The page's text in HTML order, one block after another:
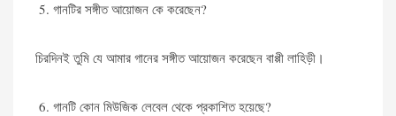
গানটির সঙ্গীত আয়োজন কে করেছেন?
চিরদিনই তুমি যে আমার গানের সঙ্গীত আয়োজন করেছেন বাপ্পী লাহিড়ী।
গানটি কোন মিউজিক লেবেল থেকে প্রকাশিত হয়েছে?